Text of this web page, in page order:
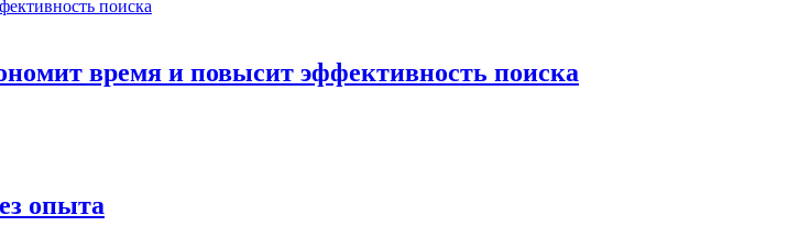
время и повысит эффективность поиска
опыта